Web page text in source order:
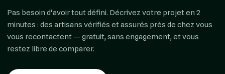
Pas besoin d'avoir tout défini. Décrivez votre projet en 2
minutes : des artisans vérifiés et assurés près de chez vous
vous recontactent — gratuit, sans engagement, et vous
restez libre de comparer.